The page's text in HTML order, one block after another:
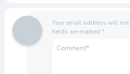
Your email address will
fields are marked *